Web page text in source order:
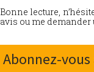
Bonne lecture,
avis ou me demander
Abonnez-